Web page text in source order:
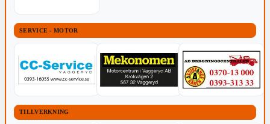
SERVICE - MOTOR
TILLVERKNING